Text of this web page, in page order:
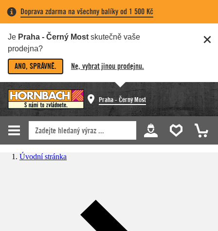
Doprava zdarma na všechny balíky od 1 500 Kč
Je Praha - Černý Most skutečně vaše
prodejna?
ANO, SPRÁVNĚ. Ne, vybrat jinou prodejnu.
Praha - Černý Most
Úvodní stránka